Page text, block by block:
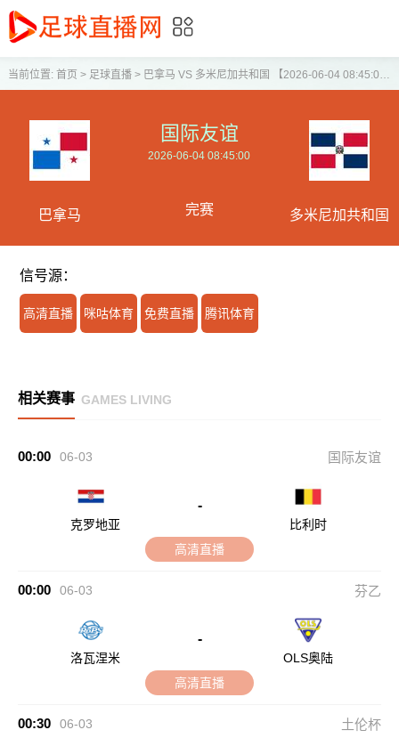
当前位置: 首页 > 足球直播> 巴拿马 VS 多米尼加共和国 【2026-06-04 08:45:00】
巴拿马
国际友谊
2026-06-04 08:45:00
完赛 多米尼加共和国
信号源：
高清直播 咪咕体育 免费直播 腾讯体育
相关赛事 GAMES LIVING
00:00 06-03 国际友谊
克罗地亚
-
比利时
高清直播
00:00 06-03 芬乙
洛瓦涅米
-
OLS奥陆
高清直播
00:30 06-03 土伦杯